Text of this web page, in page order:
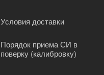
Условия доставки
Порядок приема СИ в
поверку (калибровку)